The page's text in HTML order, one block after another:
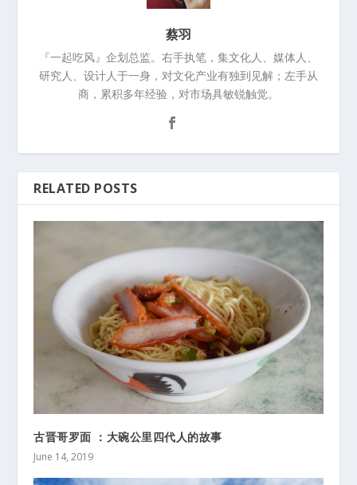
蔡羽
『一起吃风』企划总监。右手执笔，集文化人、媒体人、
研究人、设计人于一身，对文化产业有独到见解；左手从
商，累积多年经验，对市场具敏锐触觉。
RELATED POSTS
古晋哥罗面 ：大碗公里四代人的故事
June 14, 2019